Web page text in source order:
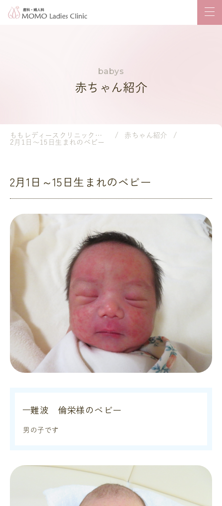
赤ちゃん紹介
ももレディースクリニック｜岡山市の産婦人科・小児科
赤ちゃん紹介
2月1日～15日生まれのベビー
2月1日～15日生まれのベビー
難波 倫栄様のベビー
男の子です